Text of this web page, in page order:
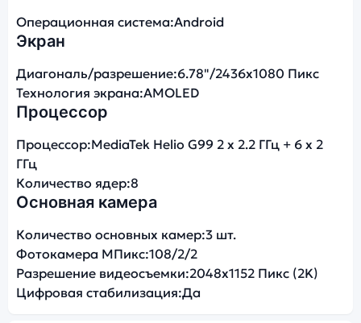
Операционная система:Android
Экран
Диагональ/разрешение:6.78"/2436x1080 Пикс
Технология экрана:AMOLED
Процессор
Процессор:MediaTek Helio G99 2 x 2.2 ГГц + 6 x 2
ГГц
Количество ядер:8
Основная камера
Количество основных камер:3 шт.
Фотокамера МПикс:108/2/2
Разрешение видеосъемки:2048x1152 Пикс (2K)
Цифровая стабилизация:Да